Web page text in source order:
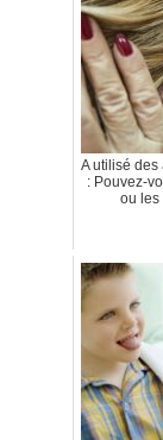
A utilisé
: Pouvez-
ou les